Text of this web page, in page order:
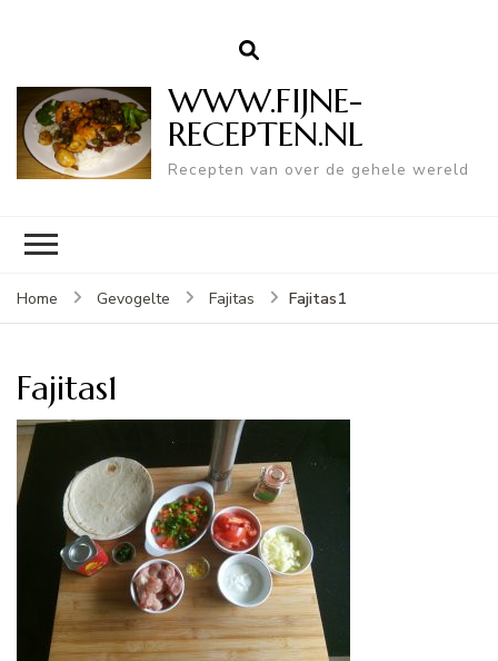
WWW.FIJNE-
RECEPTEN.NL
Recepten van over de gehele wereld
Home Gevogelte Fajitas Fajitas1
Fajitas1